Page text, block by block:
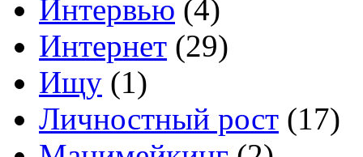
Интервью (4)
Интернет (29)
Ищу (1)
Личностный рост (17)